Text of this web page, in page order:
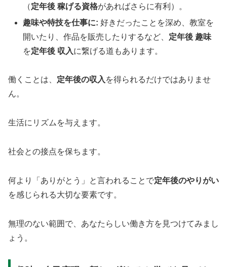
（定年後 稼げる資格があればさらに有利）。
趣味や特技を仕事に: 好きだったことを深め、教室を
開いたり、作品を販売したりするなど、 定年後 趣味
を定年後 収入に繋げる道もあります。
働くことは、 定年後の収入を得られるだけではありませ
ん。
生活にリズムを与えます。
社会との接点を保ちます。
何より「ありがとう」と言われることで定年後のやりがい
を感じられる大切な要素です。
無理のない範囲で、あなたらしい働き方を見つけてみまし
ょう。